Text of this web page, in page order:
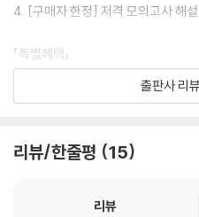
4. [구매자 한정] 저격 모의고사 해
「특별혜택」
1. 저자직강 무료 강의: 시험 D-3주
2. 저격 모의고사 무료 해설강의: 저
3. HAI한국사 앱(App)&실시간 오
출판사 리
리뷰/한줄평 15
리뷰